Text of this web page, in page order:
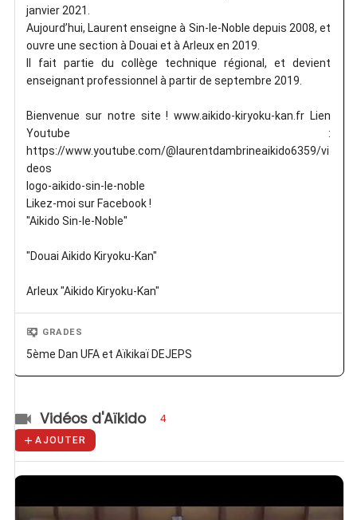
janvier 2021.
Aujourd’hui, Laurent enseigne à Sin-le-Noble depuis 2008, et
ouvre une section à Douai et à Arleux en 2019.
Il fait partie du collège technique régional, et devient
enseignant professionnel à partir de septembre 2019.
Bienvenue sur notre site ! www.aikido-kiryoku-kan.fr Lien
Youtube :
https://www.youtube.com/@laurentdambrineaikido6359/vi
deos
logo-aikido-sin-le-noble
Likez-moi sur Facebook !
"Aikido Sin-le-Noble"
"Douai Aikido Kiryoku-Kan"
Arleux "Aikido Kiryoku-Kan"
GRADES
5ème Dan UFA et Aïkikaï DEJEPS
Vidéos d'Aïkido 4
AJOUTER